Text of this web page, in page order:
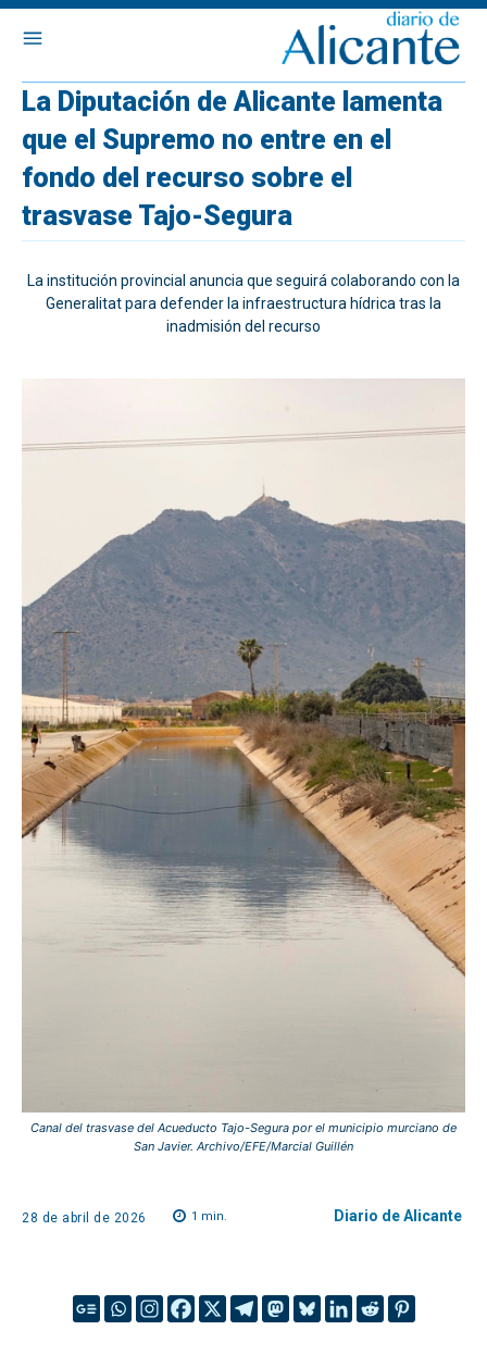
La Diputación de Alicante lamenta
que el Supremo no entre en el
fondo del recurso sobre el
trasvase Tajo-Segura
La institución provincial anuncia que seguirá colaborando con la
Generalitat para defender la infraestructura hídrica tras la
inadmisión del recurso
Canal del trasvase del Acueducto Tajo-Segura por el municipio murciano de
San Javier. Archivo/EFE/Marcial Guillén
28 de abril de 2026 1 min. Diario de Alicante